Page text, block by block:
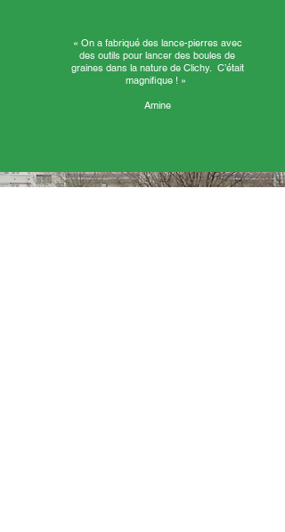
« On a fabriqué des lance-pierres avec
des outils pour lancer des boules de
graines dans la nature de Clichy. C’était
magnifique ! »
Amine